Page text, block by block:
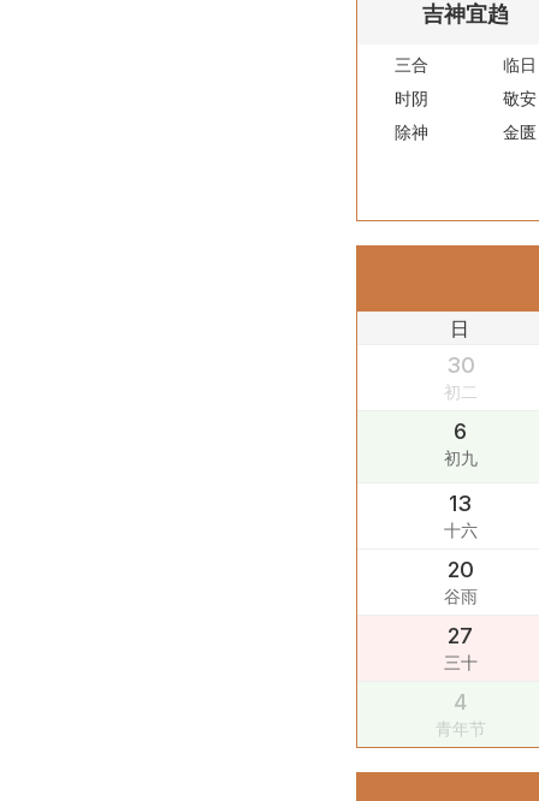
吉神宜趋
三合
临日
时阴
敬安
除神
金匮
日
30
初二
6
初九
13
十六
20
谷雨
27
三十
4
青年节